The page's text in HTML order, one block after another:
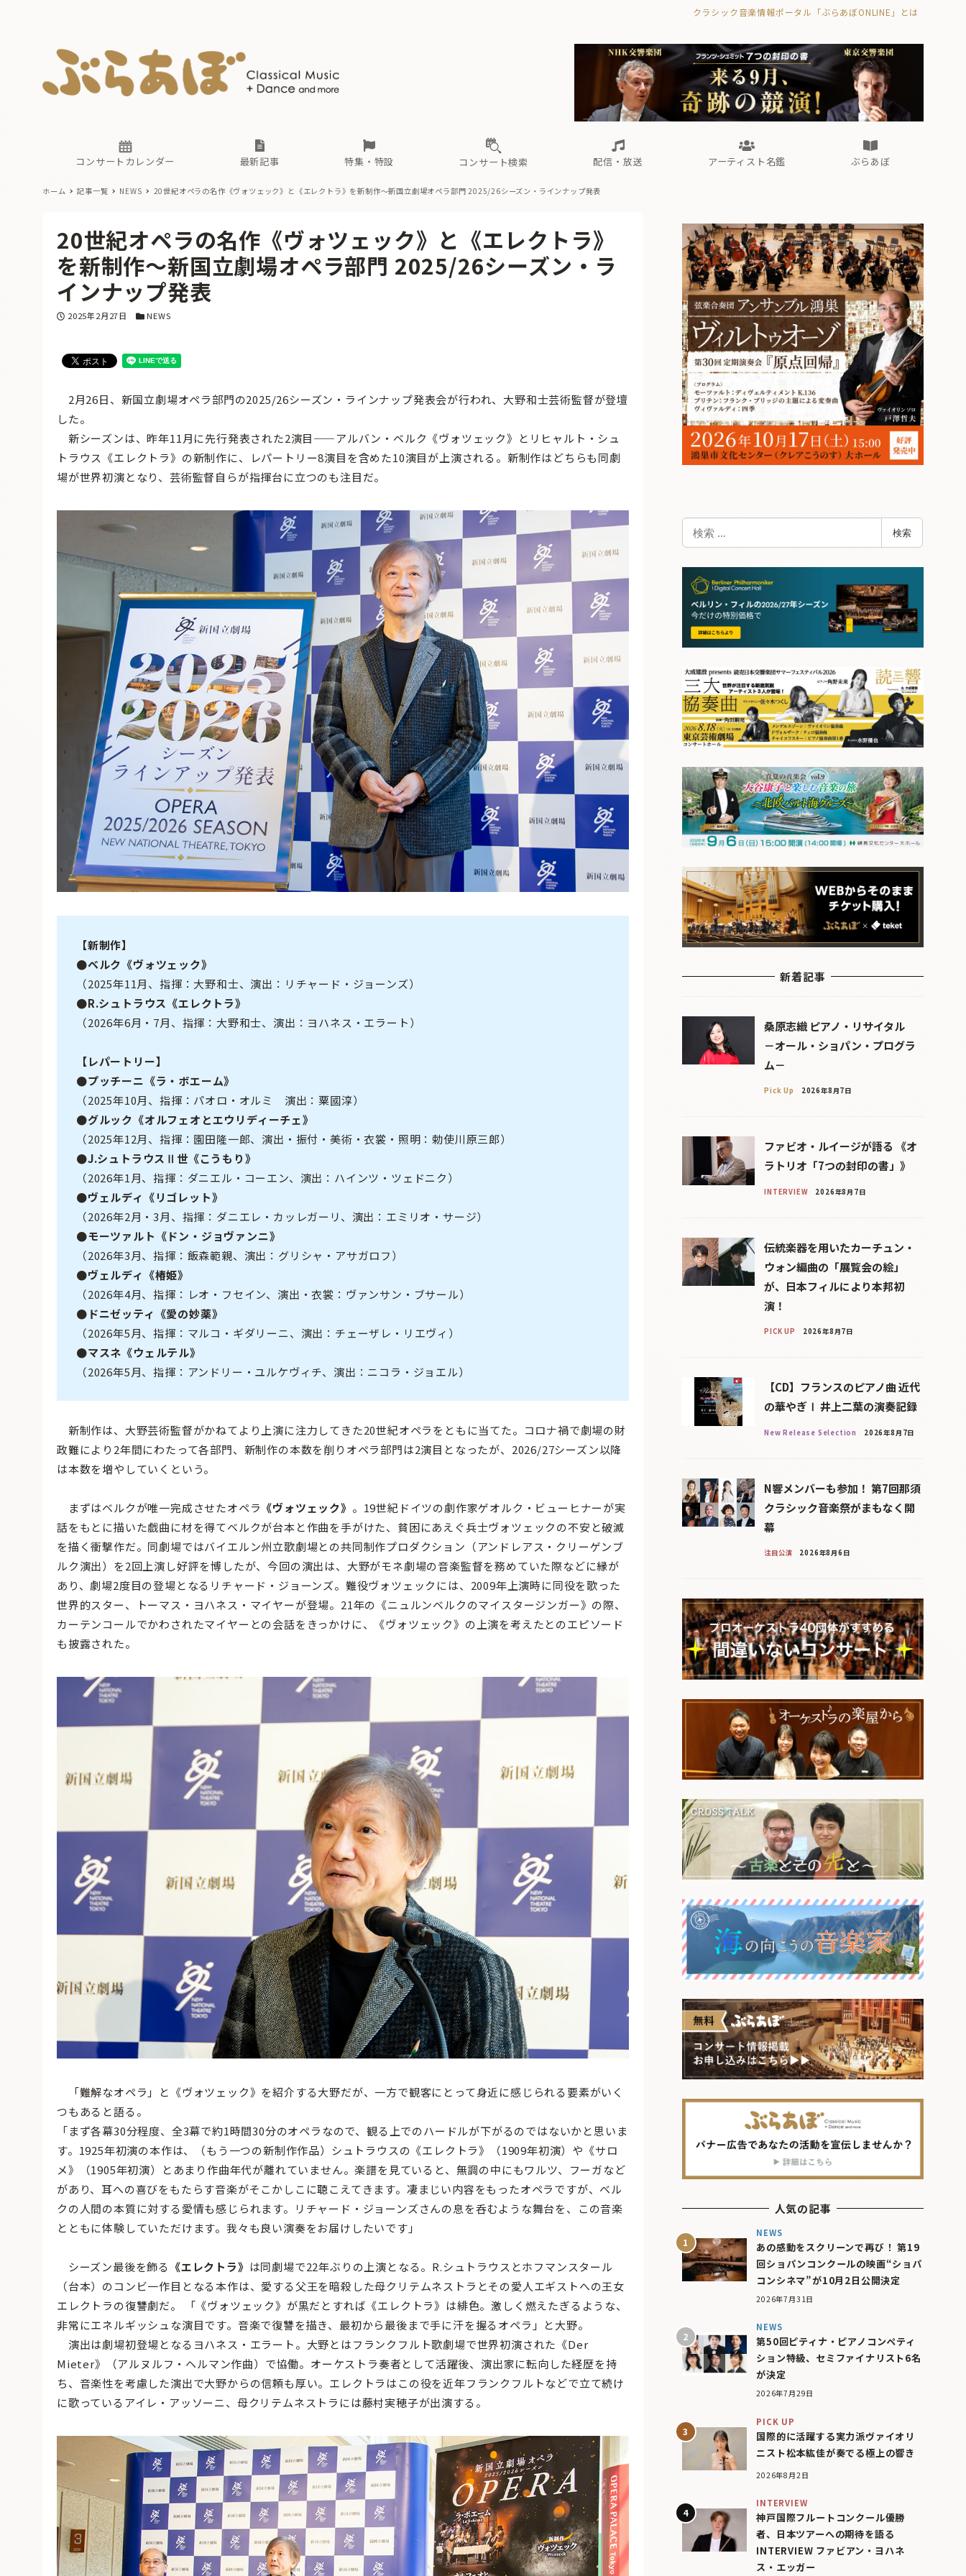
クラシック音楽情報ポータル「ぶらあぼONLINE」とは
コンサートカレンダー 最新記事
古楽とその先と オーケストラの楽屋から 海の向こうの音楽家 ぶらあぼブラス！
フォルテピアノ・オデッセイ
過去の連載
特集・特設
現場のプロが推す！間違いないオーケストラコンサート
過去の特集
コンサート検索 配信・放送
無料ライブ配信スケジュール 有料ライブ配信スケジュール
アーティスト名鑑
あ か た な ら わ
ぶらあぼ
古楽とその先と Aからの眺望 ぶらあぼブラス！
フォルテピアノ・オデッセイ
無料ライブ配信スケジュール
あ か さ
ホーム 記事一覧 NEWS 20世紀オペラの名作《ヴォツェック》と《エレクトラ》を新制作〜新国立劇場オペラ部門 2025/26シーズン・ラインナップ発表
20世紀オペラの名作《ヴォツェック》と《エレクトラ》
を新制作〜新国立劇場オペラ部門 2025/26シーズン・ラ
インナップ発表
投稿日
2025年2月27日 カテゴリー
NEWS
2月26日、新国立劇場オペラ部門の2025/26シーズン・ラインナップ発表会が行われ、大野和士芸術監督が登壇
した。
新シーズンは、昨年11月に先行発表された2演目——アルバン・ベルク《ヴォツェック》とリヒャルト・シュ
トラウス《エレクトラ》の新制作に、レパートリー8演目を含めた10演目が上演される。新制作はどちらも同劇
場が世界初演となり、芸術監督自らが指揮台に立つのも注目だ。
【新制作】
●ベルク《ヴォツェック》
（2025年11月、指揮：大野和士、演出：リチャード・ジョーンズ）
●R.シュトラウス《エレクトラ》
（2026年6月・7月、指揮：大野和士、演出：ヨハネス・エラート）
【レパートリー】
●プッチーニ《ラ・ボエーム》
（2025年10月、指揮：パオロ・オルミ 演出：粟國淳）
●グルック《オルフェオとエウリディーチェ》
（2025年12月、指揮：園田隆一郎、演出・振付・美術・衣裳・照明：勅使川原三郎）
●J.シュトラウスⅡ世《こうもり》
（2026年1月、指揮：ダニエル・コーエン、演出：ハインツ・ツェドニク）
●ヴェルディ《リゴレット》
（2026年2月・3月、指揮：ダニエレ・カッレガーリ、演出：エミリオ・サージ）
●モーツァルト《ドン・ジョヴァンニ》
（2026年3月、指揮：飯森範親、演出：グリシャ・アサガロフ）
●ヴェルディ《椿姫》
（2026年4月、指揮：レオ・フセイン、演出・衣裳：ヴァンサン・ブサール）
●ドニゼッティ《愛の妙薬》
（2026年5月、指揮：マルコ・ギダリーニ、演出：チェーザレ・リエヴィ）
●マスネ《ウェルテル》
（2026年5月、指揮：アンドリー・ユルケヴィチ、演出：ニコラ・ジョエル）
新制作は、大野芸術監督がかねてより上演に注力してきた20世紀オペラをともに当てた。コロナ禍で劇場の財
政難により2年間にわたって各部門、新制作の本数を削りオペラ部門は2演目となったが、2026/27シーズン以降
は本数を増やしていくという。
まずはベルクが唯一完成させたオペラ 《ヴォツェック》 。19世紀ドイツの劇作家ゲオルク・ビューヒナーが実
話をもとに描いた戯曲に材を得てベルクが台本と作曲を手がけた、貧困にあえぐ兵士ヴォツェックの不安と破滅
を描く衝撃作だ。同劇場ではバイエルン州立歌劇場との共同制作プロダクション（アンドレアス・クリーゲンブ
ルク演出）を2回上演し好評を博したが、今回の演出は、大野がモネ劇場の音楽監督を務めていた際などに縁が
あり、劇場2度目の登場となるリチャード・ジョーンズ。難役ヴォツェックには、2009年上演時に同役を歌った
世界的スター、トーマス・ヨハネス・マイヤーが登場。21年の《ニュルンベルクのマイスタージンガー》の際、
カーテンコールでかわされたマイヤーとの会話をきっかけに、《ヴォツェック》の上演を考えたとのエピソード
も披露された。
「難解なオペラ」と《ヴォツェック》を紹介する大野だが、一方で観客にとって身近に感じられる要素がいく
つもあると語る。
「まず各幕30分程度、全3幕で約1時間30分のオペラなので、観る上でのハードルが下がるのではないかと思いま
す。1925年初演の本作は、（もう一つの新制作作品）シュトラウスの《エレクトラ》（1909年初演）や《サロ
メ》（1905年初演）とあまり作曲年代が離れていません。楽譜を見ていると、無調の中にもワルツ、フーガなど
があり、耳への喜びをもたらす音楽がそこかしこに聴こえてきます。凄まじい内容をもったオペラですが、ベル
クの人間の本質に対する愛情も感じられます。リチャード・ジョーンズさんの息を呑むような舞台を、この音楽
とともに体験していただけます。我々も良い演奏をお届けしたいです」
シーズン最後を飾る 《エレクトラ》 は同劇場で22年ぶりの上演となる。R.シュトラウスとホフマンスタール
（台本）のコンビ一作目となる本作は、愛する父王を暗殺した母クリテムネストラとその愛人エギストへの王女
エレクトラの復讐劇だ。 「《ヴォツェック》が黒だとすれば《エレクトラ》は緋色。激しく燃えたぎるような、
非常にエネルギッシュな演目です。音楽で復讐を描き、最初から最後まで手に汗を握るオペラ」と大野。
演出は劇場初登場となるヨハネス・エラート。大野とはフランクフルト歌劇場で世界初演された《Der
Mieter》（アルヌルフ・ヘルマン作曲）で協働。オーケストラ奏者として活躍後、演出家に転向した経歴を持
ち、音楽性を考慮した演出で大野からの信頼も厚い。エレクトラはこの役を近年フランクフルトなどで立て続け
に歌っているアイレ・アッソーニ、母クリテムネストラには藤村実穂子が出演する。
検
索
検索
新着記事
桑原志織 ピアノ・リサイタル
－オール・ショパン・プログラ
ム－
Pick Up 2026年8月7日
ファビオ・ルイージが語る 《オ
ラトリオ「7つの封印の書」》
INTERVIEW 2026年8月7日
伝統楽器を用いたカーチュン・
ウォン編曲の「展覧会の絵」
が、日本フィルにより本邦初
演！
PICK UP 2026年8月7日
【CD】フランスのピアノ曲 近代
の華やぎⅠ 井上二葉の演奏記録
New Release Selection 2026年8月7日
N響メンバーも参加！ 第7回那須
クラシック音楽祭がまもなく開
幕
注目公演 2026年8月6日
人気の記事
NEWS
あの感動をスクリーンで再び！ 第19
回ショパンコンクールの映画“ショパ
コンシネマ”が10月2日公開決定
2026年7月31日
NEWS
第50回ピティナ・ピアノコンペティ
ション特級、セミファイナリスト6名
が決定
2026年7月29日
PICK UP
国際的に活躍する実力派ヴァイオリ
ニスト松本紘佳が奏でる極上の響き
2026年8月2日
INTERVIEW
神戸国際フルートコンクール優勝
者、日本ツアーへの期待を語る
INTERVIEW ファビアン・ヨハネ
ス・エッガー